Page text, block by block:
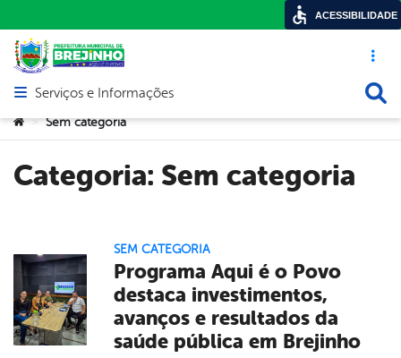
Acesso
Abrir menu principal de navegação
Serviços e Informações
Você está aqui:
> Sem categoria
Categoria: Sem categoria
SEM CATEGORIA
Programa Aqui é o Povo
destaca investimentos,
avanços e resultados da
saúde pública em Brejinho
ACESSIBILIDADE